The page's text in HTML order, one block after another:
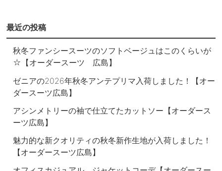
最近の投稿
秋冬ファンシースーツのソフトベージュはこのくらいが
☆【オーダースーツ 広島】
ゼニアの2026年秋冬アンテプリマ入荷しました！【オー
ダースーツ広島】
アシンメトリーの袖で仕立てたカットソー【オーダース
ーツ広島】
魅力的な新クオリティの秋冬新作生地が入荷しました！
【オーダースーツ広島】